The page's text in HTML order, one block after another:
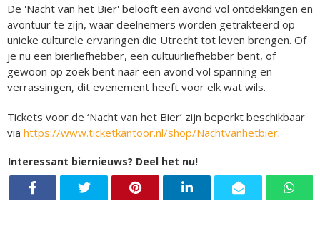
De 'Nacht van het Bier' belooft een avond vol ontdekkingen en
avontuur te zijn, waar deelnemers worden getrakteerd op
unieke culturele ervaringen die Utrecht tot leven brengen. Of
je nu een bierliefhebber, een cultuurliefhebber bent, of
gewoon op zoek bent naar een avond vol spanning en
verrassingen, dit evenement heeft voor elk wat wils.
Tickets voor de ‘Nacht van het Bier’ zijn beperkt beschikbaar
via https://www.ticketkantoor.nl/shop/Nachtvanhetbier.
Interessant biernieuws? Deel het nu!